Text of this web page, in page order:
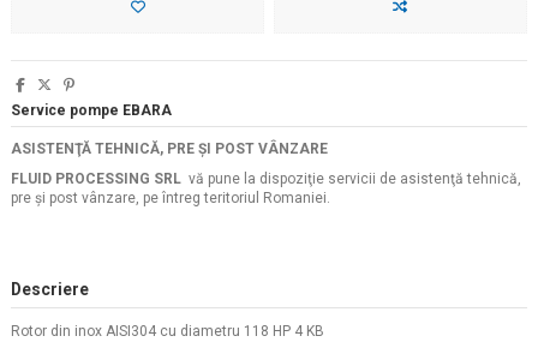
Service pompe EBARA
ASISTENŢĂ TEHNICĂ, PRE ŞI POST VÂNZARE
FLUID PROCESSING SRL vă pune la dispoziţie servicii de asistenţă tehnică,
pre şi post vânzare, pe întreg teritoriul Romaniei.
Descriere
Rotor din inox AISI304 cu diametru 118 HP 4 KB